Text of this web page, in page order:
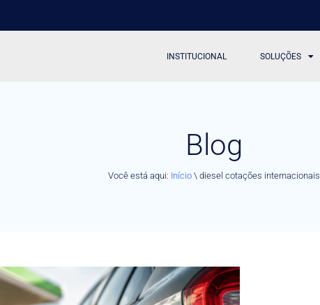
INSTITUCIONAL SOLUÇÕES
Blog
Você está aqui: Início \ diesel cotações internacionais